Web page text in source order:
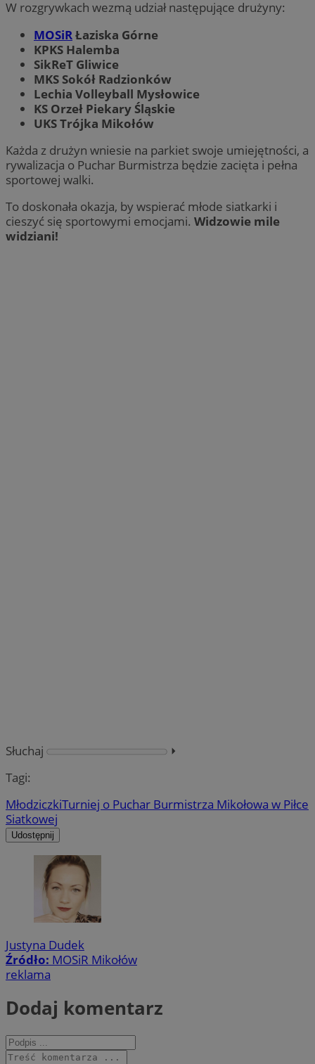
W rozgrywkach wezmą udział następujące drużyny:
MOSiRŁaziska Górne
KPKS Halemba
SikReT Gliwice
MKS Sokół Radzionków
Lechia Volleyball Mysłowice
KS Orzeł Piekary Śląskie
UKS Trójka Mikołów
Każda z drużyn wniesie na parkiet swoje umiejętności, a
rywalizacja o Puchar Burmistrza będzie zacięta i pełna
sportowej walki.
To doskonała okazja, by wspierać młode siatkarki i
cieszyć się sportowymi emocjami. Widzowie mile
widziani!
Słuchaj
⏵︎
Tagi:
MłodziczkiTurniej o Puchar Burmistrza Mikołowa w Piłce
Siatkowej
Udostępnij
Justyna Dudek
Źródło: MOSiR Mikołów
reklama
Dodaj komentarz